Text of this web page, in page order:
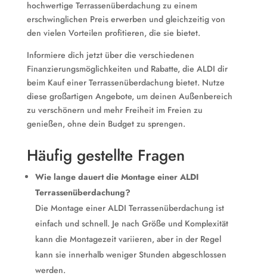
hochwertige Terrassenüberdachung zu einem
erschwinglichen Preis erwerben und gleichzeitig von
den vielen Vorteilen profitieren, die sie bietet.
Informiere dich jetzt über die verschiedenen
Finanzierungsmöglichkeiten und Rabatte, die ALDI dir
beim Kauf einer Terrassenüberdachung bietet. Nutze
diese großartigen Angebote, um deinen Außenbereich
zu verschönern und mehr Freiheit im Freien zu
genießen, ohne dein Budget zu sprengen.
Häufig gestellte Fragen
Wie lange dauert die Montage einer ALDI
Terrassenüberdachung?
Die Montage einer ALDI Terrassenüberdachung ist
einfach und schnell. Je nach Größe und Komplexität
kann die Montagezeit variieren, aber in der Regel
kann sie innerhalb weniger Stunden abgeschlossen
werden.